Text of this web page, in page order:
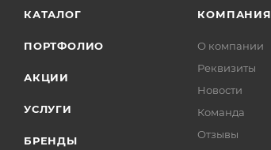
КАТАЛОГ
ПОРТФОЛИО
АКЦИИ
УСЛУГИ
БРЕНДЫ
КОМПАНИЯ
О компании
Реквизиты
Новости
Команда
Отзывы